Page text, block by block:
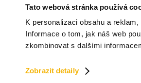
Tato webová stránka používá
K personalizaci obsahu a
Informace o tom, jak náš web
zkombinovat s dalšími
Zobrazit detaily